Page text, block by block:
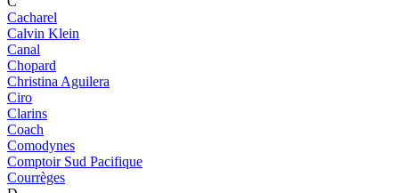
Cacharel
Calvin Klein
Canal
Chopard
Christina Aguilera
Ciro
Clarins
Coach
Comodynes
Comptoir Sud Pacifique
Courrèges